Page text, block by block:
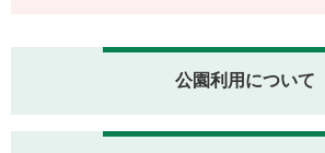
公園利用について